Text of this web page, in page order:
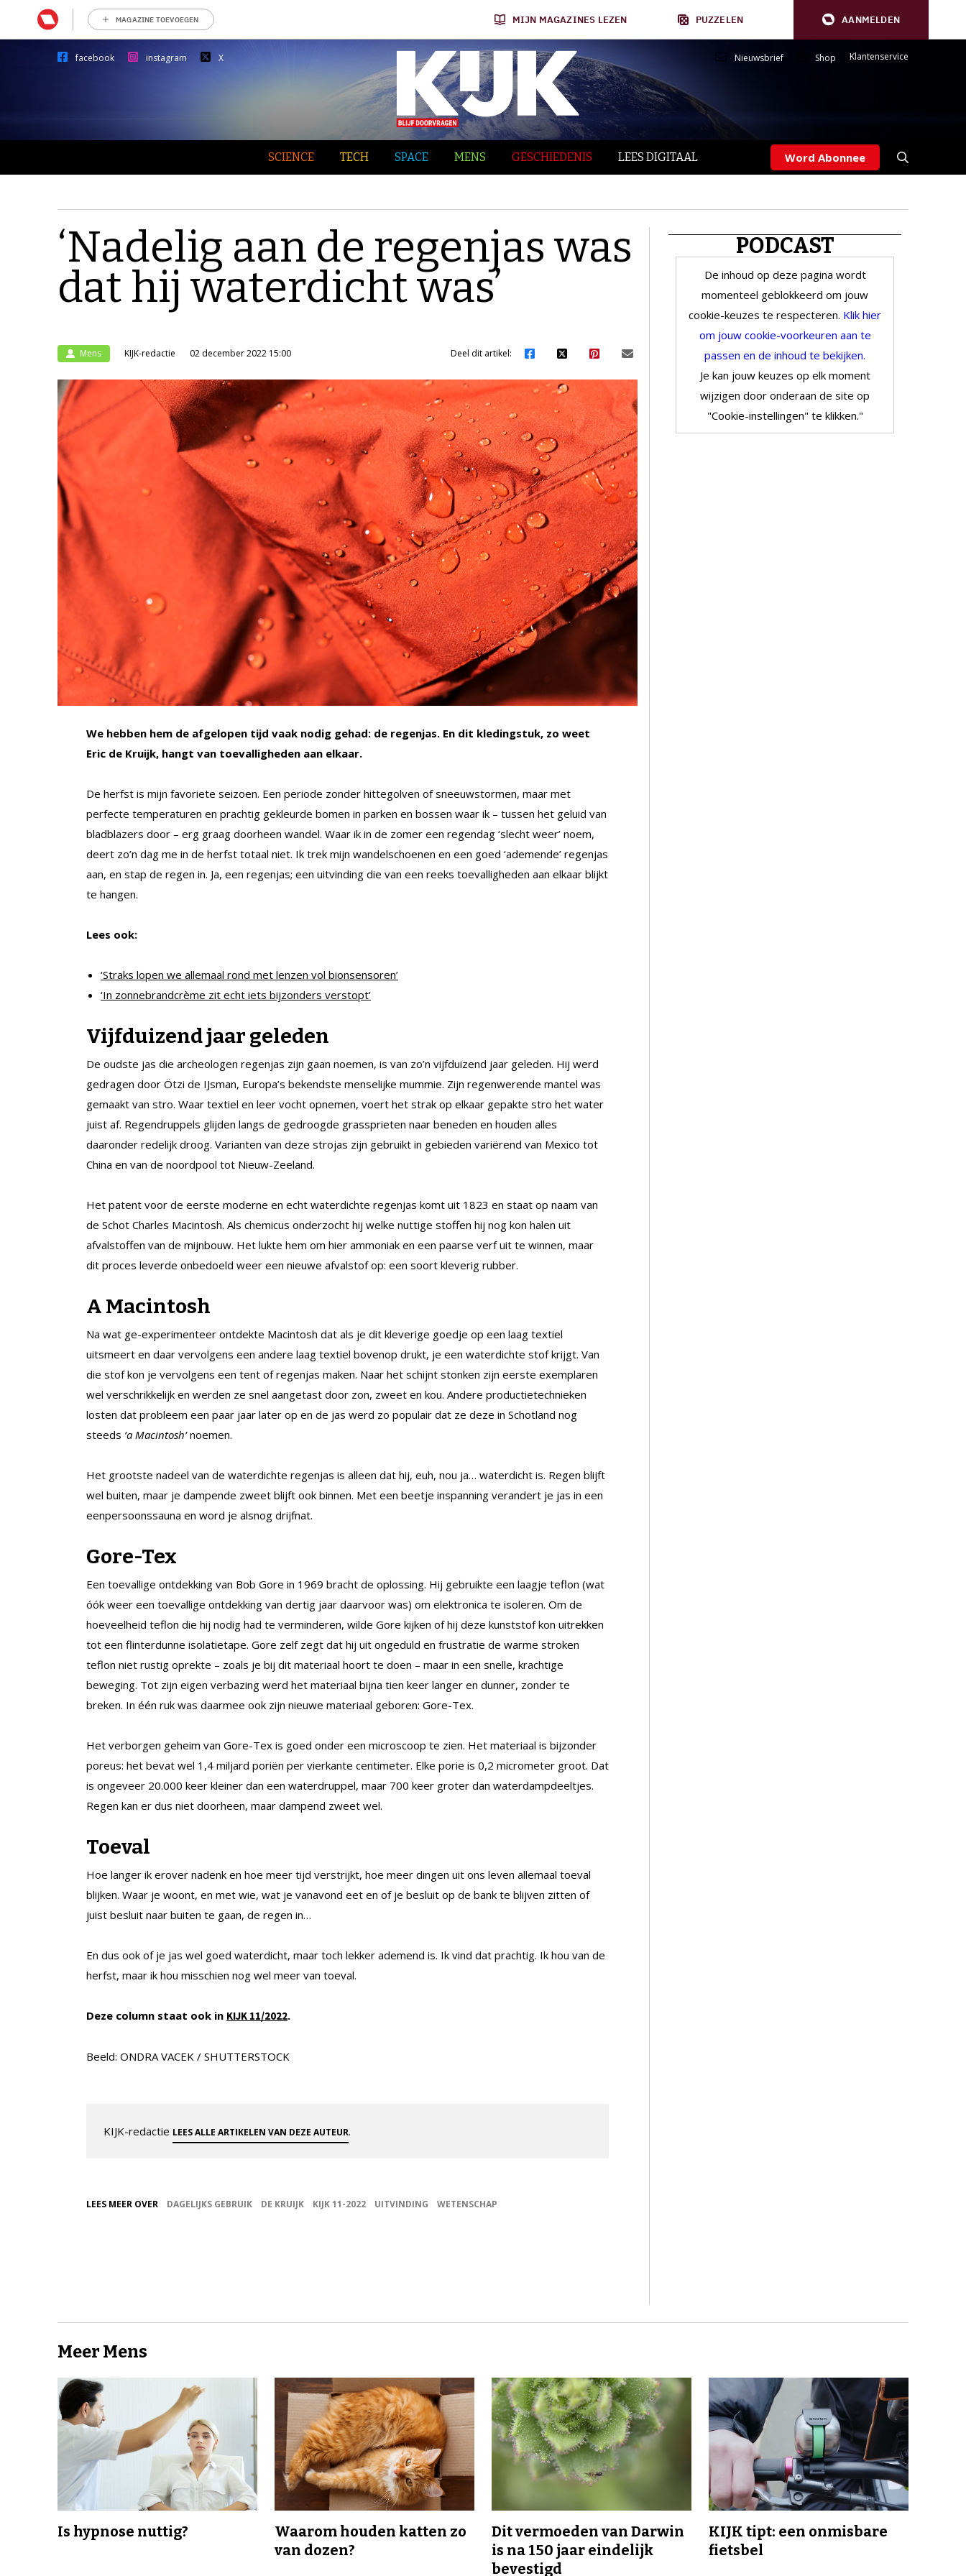
MAGAZINE TOEVOEGEN MIJN MAGAZINES LEZEN PUZZELEN AANMELDEN
facebook instagram X Nieuwsbrief Shop Klantenservice
SCIENCE TECH SPACE MENS GESCHIEDENIS LEES DIGITAAL Word Abonnee
‘Nadelig aan de regenjas was
dat hij waterdicht was’
Mens KIJK-redactie 02 december 2022 15:00 Deel dit artikel:
We hebben hem de afgelopen tijd vaak nodig gehad: de regenjas. En dit kledingstuk, zo weet
Eric de Kruijk, hangt van toevalligheden aan elkaar.
De herfst is mijn favoriete seizoen. Een periode zonder hittegolven of sneeuwstormen, maar met
perfecte temperaturen en prachtig gekleurde bomen in parken en bossen waar ik – tussen het geluid van
bladblazers door – erg graag doorheen wandel. Waar ik in de zomer een regendag ‘slecht weer’ noem,
deert zo’n dag me in de herfst totaal niet. Ik trek mijn wandelschoenen en een goed ‘ademende’ regenjas
aan, en stap de regen in. Ja, een regenjas; een uitvinding die van een reeks toevalligheden aan elkaar blijkt
te hangen.
Lees ook:
‘Straks lopen we allemaal rond met lenzen vol bionsensoren’
‘In zonnebrandcrème zit echt iets bijzonders verstopt’
Vijfduizend jaar geleden
De oudste jas die archeologen regenjas zijn gaan noemen, is van zo’n vijfduizend jaar geleden. Hij werd
gedragen door Ötzi de IJsman, Europa’s bekendste menselijke mummie. Zijn regenwerende mantel was
gemaakt van stro. Waar textiel en leer vocht opnemen, voert het strak op elkaar gepakte stro het water
juist af. Regendruppels glijden langs de gedroogde grassprieten naar beneden en houden alles
daaronder redelijk droog. Varianten van deze strojas zijn gebruikt in gebieden variërend van Mexico tot
China en van de noordpool tot Nieuw-Zeeland.
Het patent voor de eerste moderne en echt waterdichte regenjas komt uit 1823 en staat op naam van
de Schot Charles Macintosh. Als chemicus onderzocht hij welke nuttige stoffen hij nog kon halen uit
afvalstoffen van de mijnbouw. Het lukte hem om hier ammoniak en een paarse verf uit te winnen, maar
dit proces leverde onbedoeld weer een nieuwe afvalstof op: een soort kleverig rubber.
A Macintosh
Na wat ge-experimenteer ontdekte Macintosh dat als je dit kleverige goedje op een laag textiel
uitsmeert en daar vervolgens een andere laag textiel bovenop drukt, je een waterdichte stof krijgt. Van
die stof kon je vervolgens een tent of regenjas maken. Naar het schijnt stonken zijn eerste exemplaren
wel verschrikkelijk en werden ze snel aangetast door zon, zweet en kou. Andere productietechnieken
losten dat probleem een paar jaar later op en de jas werd zo populair dat ze deze in Schotland nog
steeds ‘a Macintosh’noemen.
Het grootste nadeel van de waterdichte regenjas is alleen dat hij, euh, nou ja… waterdicht is. Regen blijft
wel buiten, maar je dampende zweet blijft ook binnen. Met een beetje inspanning verandert je jas in een
eenpersoonssauna en word je alsnog drijfnat.
Gore-Tex
Een toevallige ontdekking van Bob Gore in 1969 bracht de oplossing. Hij gebruikte een laagje teflon (wat
óók weer een toevallige ontdekking van dertig jaar daarvoor was) om elektronica te isoleren. Om de
hoeveelheid teflon die hij nodig had te verminderen, wilde Gore kijken of hij deze kunststof kon uitrekken
tot een flinterdunne isolatietape. Gore zelf zegt dat hij uit ongeduld en frustratie de warme stroken
teflon niet rustig oprekte – zoals je bij dit materiaal hoort te doen – maar in een snelle, krachtige
beweging. Tot zijn eigen verbazing werd het materiaal bijna tien keer langer en dunner, zonder te
breken. In één ruk was daarmee ook zijn nieuwe materiaal geboren: Gore-Tex.
Het verborgen geheim van Gore-Tex is goed onder een microscoop te zien. Het materiaal is bijzonder
poreus: het bevat wel 1,4 miljard poriën per vierkante centimeter. Elke porie is 0,2 micrometer groot. Dat
is ongeveer 20.000 keer kleiner dan een waterdruppel, maar 700 keer groter dan waterdampdeeltjes.
Regen kan er dus niet doorheen, maar dampend zweet wel.
Toeval
Hoe langer ik erover nadenk en hoe meer tijd verstrijkt, hoe meer dingen uit ons leven allemaal toeval
blijken. Waar je woont, en met wie, wat je vanavond eet en of je besluit op de bank te blijven zitten of
juist besluit naar buiten te gaan, de regen in…
En dus ook of je jas wel goed waterdicht, maar toch lekker ademend is. Ik vind dat prachtig. Ik hou van de
herfst, maar ik hou misschien nog wel meer van toeval.
Deze column staat ook in KIJK 11/2022.
Beeld: ONDRA VACEK / SHUTTERSTOCK
KIJK-redactie LEES ALLE ARTIKELEN VAN DEZE AUTEUR.
LEES MEER OVER DAGELIJKS GEBRUIK DE KRUIJK KIJK 11-2022 UITVINDING WETENSCHAP
PODCAST
De inhoud op deze pagina wordt
momenteel geblokkeerd om jouw
cookie-keuzes te respecteren. Klik hier
om jouw cookie-voorkeuren aan te
passen en de inhoud te bekijken.
Je kan jouw keuzes op elk moment
wijzigen door onderaan de site op
"Cookie-instellingen" te klikken."
Meer Mens
Is hypnose nuttig?
Waarom houden katten zo
van dozen?
Dit vermoeden van Darwin
is na 150 jaar eindelijk
bevestigd
KIJK tipt: een onmisbare
fietsbel